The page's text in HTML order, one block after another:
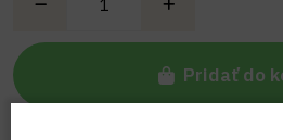
Pridať do